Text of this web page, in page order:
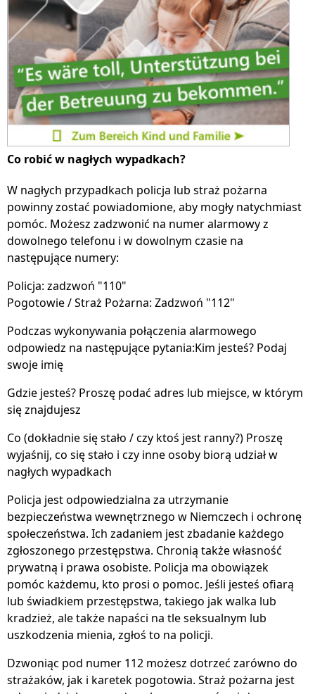
Co robić w nagłych wypadkach?
W nagłych przypadkach policja lub straż pożarna
powinny zostać powiadomione, aby mogły natychmiast
pomóc. Możesz zadzwonić na numer alarmowy z
dowolnego telefonu i w dowolnym czasie na
następujące numery:
Policja: zadzwoń "110"
Pogotowie / Straż Pożarna: Zadzwoń "112"
Podczas wykonywania połączenia alarmowego
odpowiedz na następujące pytania:Kim jesteś? Podaj
swoje imię
Gdzie jesteś? Proszę podać adres lub miejsce, w którym
się znajdujesz
Co (dokładnie się stało / czy ktoś jest ranny?) Proszę
wyjaśnij, co się stało i czy inne osoby biorą udział w
nagłych wypadkach
Policja jest odpowiedzialna za utrzymanie
bezpieczeństwa wewnętrznego w Niemczech i ochronę
społeczeństwa. Ich zadaniem jest zbadanie każdego
zgłoszonego przestępstwa. Chronią także własność
prywatną i prawa osobiste. Policja ma obowiązek
pomóc każdemu, kto prosi o pomoc. Jeśli jesteś ofiarą
lub świadkiem przestępstwa, takiego jak walka lub
kradzież, ale także napaści na tle seksualnym lub
uszkodzenia mienia, zgłoś to na policji.
Dzwoniąc pod numer 112 możesz dotrzeć zarówno do
strażaków, jak i karetek pogotowia. Straż pożarna jest